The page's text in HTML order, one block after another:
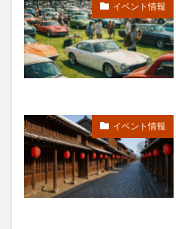
イベント情報
イベント情報